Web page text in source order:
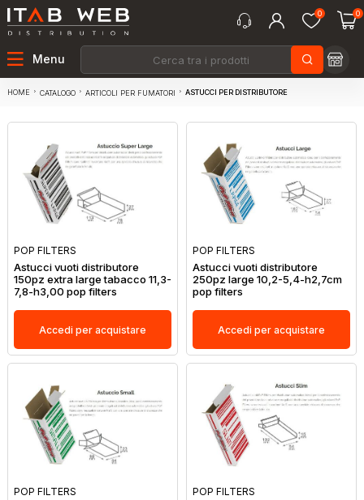
0 0
Menu
HOME CATALOGO ARTICOLI PER FUMATORI ASTUCCI PER DISTRIBUTORE
POP FILTERS
Astucci vuoti distributore
150pz extra large tabacco 11,3-
7,8-h3,00 pop filters
Accedi per acquistare
POP FILTERS
Astucci vuoti distributore
250pz large 10,2-5,4-h2,7cm
pop filters
Accedi per acquistare
POP FILTERS POP FILTERS